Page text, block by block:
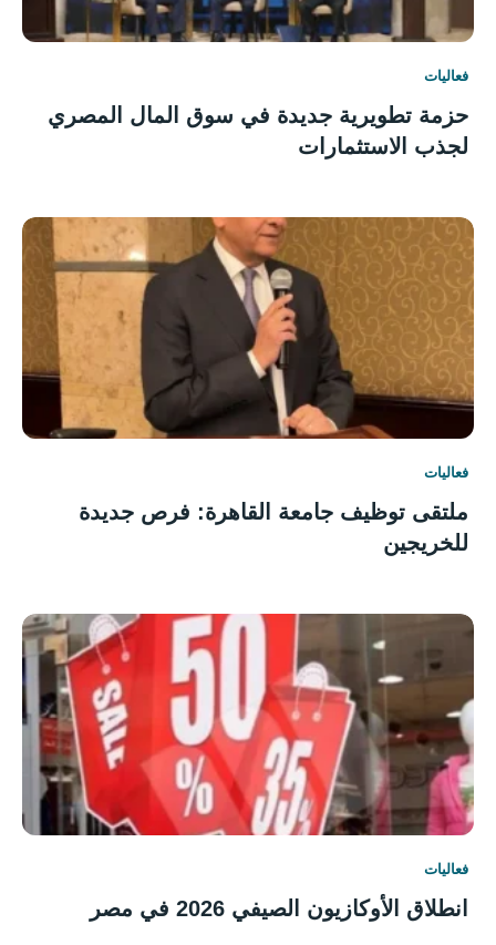
فعاليات
حزمة تطويرية جديدة في سوق المال المصري
لجذب الاستثمارات
فعاليات
ملتقى توظيف جامعة القاهرة: فرص جديدة
للخريجين
فعاليات
انطلاق الأوكازيون الصيفي 2026 في مصر